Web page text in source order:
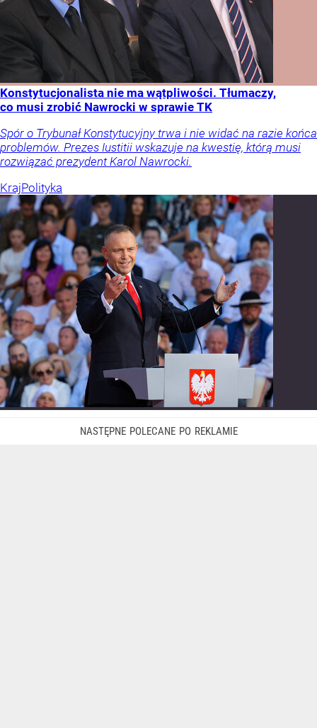
Konstytucjonalista nie ma wątpliwości. Tłumaczy,
co musi zrobić Nawrocki w sprawie TK
Spór o Trybunał Konstytucyjny trwa i nie widać na razie końca
problemów. Prezes Iustitii wskazuje na kwestię, którą musi
rozwiązać prezydent Karol Nawrocki.
KrajPolityka